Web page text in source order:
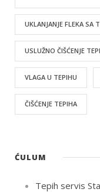
UKLANJANJE FLEKA SA
USLUŽNO ČIŠĆENJE
VLAGA U TEPIHU
ČIŠĆENJE TEPIHA
ĆULUM
Tepih servis